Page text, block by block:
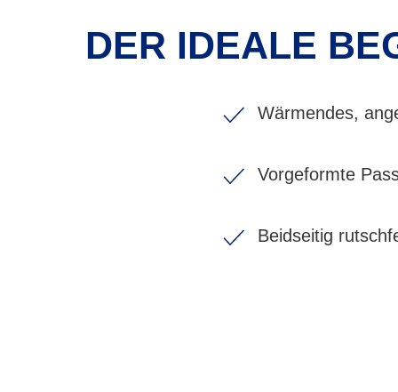
DER IDEALE
Wärmendes,
Vorgeformte
Beidseitig